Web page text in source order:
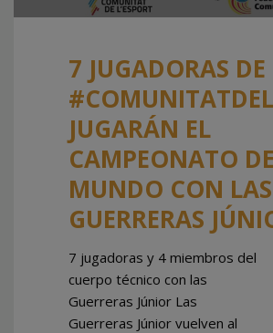
7 JUGADORAS
JUGARÁN EL
CAMPEONATO
MUNDO CON LAS
GUERRERAS
7 jugadoras y 4 miembros del
cuerpo técnico con las
Guerreras Júnior Las
Guerreras Júnior vuelven al